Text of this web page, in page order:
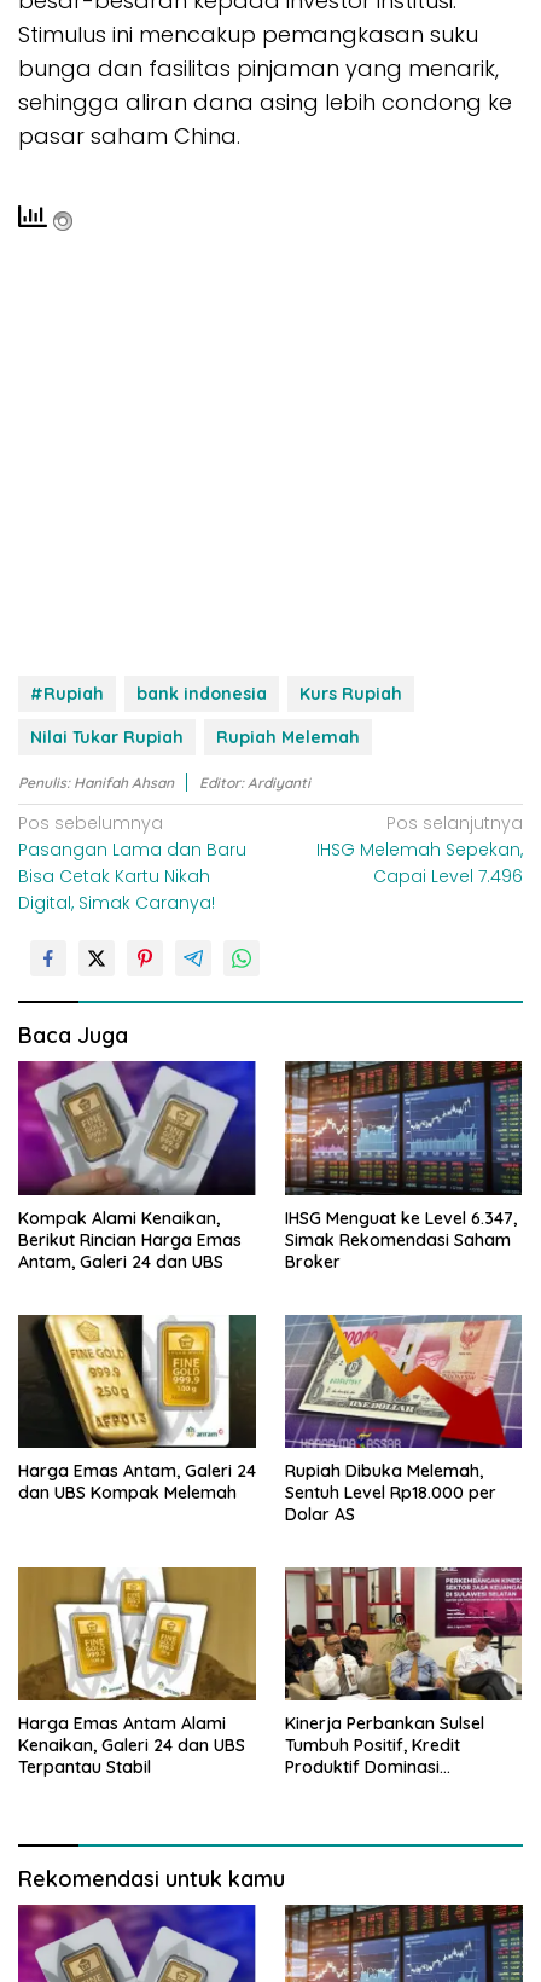
Stimulus ini mencakup pemangkasan suku
bunga dan fasilitas pinjaman yang menarik,
sehingga aliran dana asing lebih condong ke
pasar saham China.
#Rupiah bank indonesia
Kurs Rupiah
Nilai Tukar Rupiah
Rupiah Melemah
Penulis: Hanifah Ahsan Editor: Ardiyanti
N
a
v
a
s
i
p
o
s
Pos sebelumnya
Pasangan Lama dan Baru
Bisa Cetak Kartu Nikah
Digital, Simak Caranya!
Pos selanjutnya
IHSG Melemah Sepekan,
Capai Level 7.496
Baca Juga
Kompak Alami Kenaikan,
Berikut Rincian Harga Emas
Antam, Galeri 24 dan UBS
IHSG Menguat ke Level 6.347,
Simak Rekomendasi Saham
Broker
Harga Emas Antam, Galeri 24
dan UBS Kompak Melemah
Rupiah Dibuka Melemah,
Sentuh Level Rp18.000 per
Dolar AS
Harga Emas Antam Alami
Kenaikan, Galeri 24 dan UBS
Terpantau Stabil
Kinerja Perbankan Sulsel
Tumbuh Positif, Kredit
Produktif Dominasi
Rekomendasi untuk kamu